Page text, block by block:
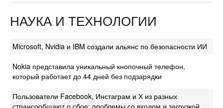
НАУКА И ТЕХНОЛОГИИ
Microsoft, Nvidia и IBM создали альянс по безопасности ИИ
Nokia представила уникальный кнопочный телефон,
который работает до 44 дней без подзарядки
Пользователи Facebook, Инстаграм и Х из разных
странсообщают о сбое: проблемы со входом и загрузкой